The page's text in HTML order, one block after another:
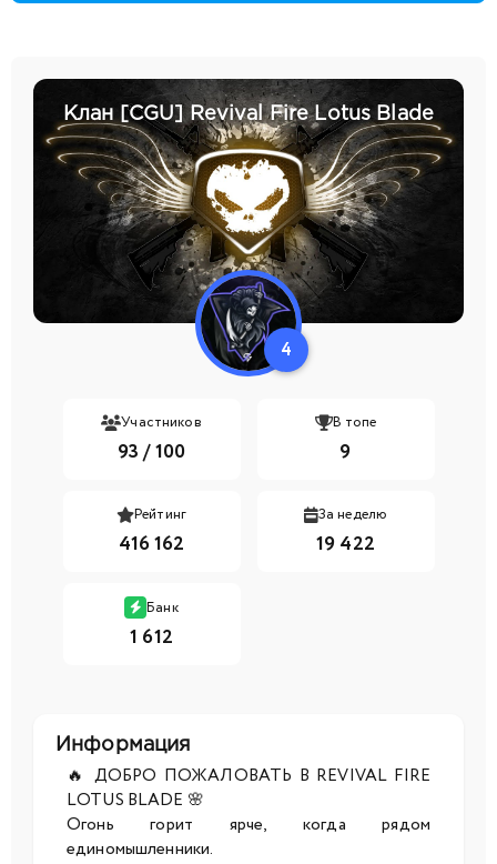
Клан [CGU] Revival Fire Lotus Blade
4
Участников
93 / 100
В топе
9
Рейтинг
416 162
За неделю
19 422
Банк
1 612
Информация
🔥 ДОБРО ПОЖАЛОВАТЬ В REVIVAL FIRE
LOTUS BLADE 🌸
Огонь горит ярче, когда рядом
единомышленники.